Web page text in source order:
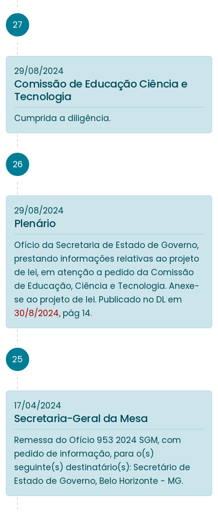
27
29/08/2024
Comissão de Educação Ciência e
Tecnologia
Cumprida a diligência.
26
29/08/2024
Plenário
Ofício da Secretaria de Estado de Governo,
prestando informações relativas ao projeto
de lei, em atenção a pedido da Comissão
de Educação, Ciência e Tecnologia. Anexe-
se ao projeto de lei. Publicado no DL em
30/8/2024, pág 14.
25
17/04/2024
Secretaria-Geral da Mesa
Remessa do Ofício 953 2024 SGM, com
pedido de informação, para o(s)
seguinte(s) destinatário(s): Secretário de
Estado de Governo, Belo Horizonte - MG.